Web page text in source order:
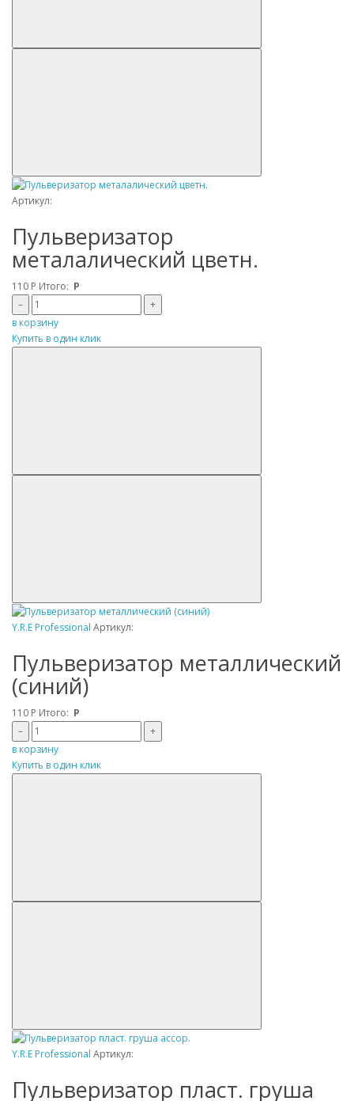
Артикул:
Пульверизатор
металалический цветн.
110 Р Итого: Р
–
+
в корзину
Купить в один клик
Y.R.E Professional Артикул:
Пульверизатор металлический
(синий)
110 Р Итого: Р
–
+
в корзину
Купить в один клик
Y.R.E Professional Артикул:
Пульверизатор пласт. груша